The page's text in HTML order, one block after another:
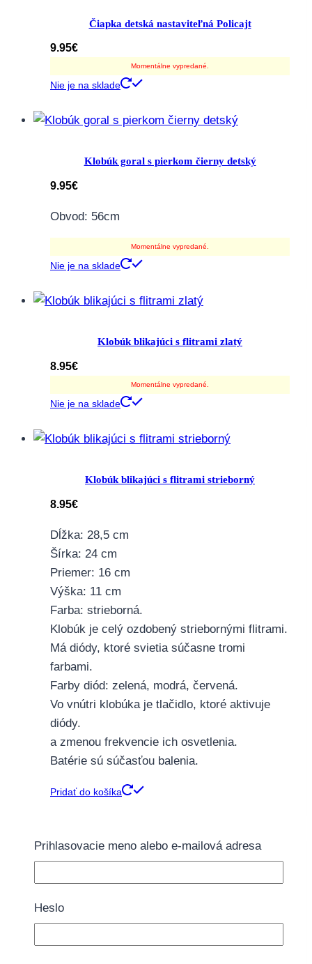
Čiapka detská nastaviteľná Policajt
9.95€
Momentálne vypredané.
Nie je na sklade
Klobúk goral s pierkom čierny detský
9.95€
Obvod: 56cm
Momentálne vypredané.
Nie je na sklade
Klobúk blikajúci s flitrami zlatý
8.95€
Momentálne vypredané.
Nie je na sklade
Klobúk blikajúci s flitrami strieborný
8.95€
Dĺžka: 28,5 cm
Šírka: 24 cm
Priemer: 16 cm
Výška: 11 cm
Farba: strieborná.
Klobúk je celý ozdobený striebornými flitrami.
Má diódy, ktoré svietia súčasne tromi
farbami.
Farby diód: zelená, modrá, červená.
Vo vnútri klobúka je tlačidlo, ktoré aktivuje
diódy.
a zmenou frekvencie ich osvetlenia.
Batérie sú súčasťou balenia.
Pridať do košíka
Dĺžka: 28,5 cm
Prihlasovacie meno alebo e-mailová adresa
Heslo